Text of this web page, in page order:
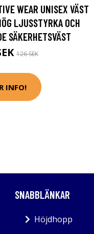
WEAR UNISEX VÄST
LJUSSTYRKA OCH
SÄKERHETSVÄST
126 SEK
INFO!
SNABBLÄNKAR
Höjdhopp